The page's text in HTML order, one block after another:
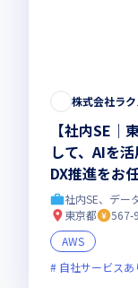
株式会社ラク
【社内SE｜
して、AIを
DX推進をお
後、有給消
社内SE、デー
東京都
567-
AWS
自社サービスあ